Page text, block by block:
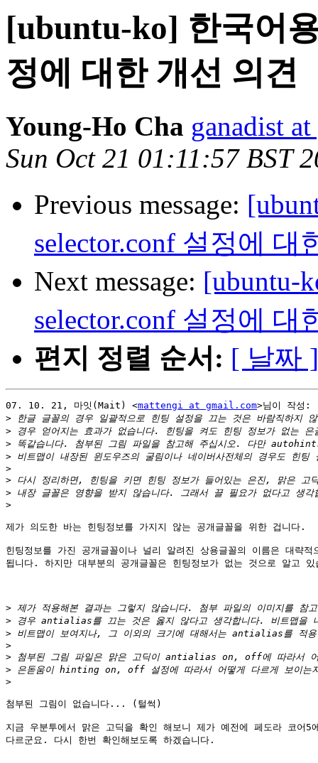
[ubuntu-ko] 한국어
정에 대한 개선 의견
Young-Ho Cha ganadist
Sun Oct 21 01:11:57 BST
Previous message:
selector.conf 설정에 대
Next message: [ubuntu-
selector.conf 설정에 대
편지 정렬 순서: [ 날짜 ]
07. 10. 21, 마잇(Mait) <mattengi at gmail.com>님이 작성:
>
>
>
>
>
>
>
>
제가 의도한 바는 힌팅정보를 가지지 않는 공개글꼴을 위한 겁니다.
힌팅정보를 가진 공개글꼴이나 널리 알려진 상용글꼴의 이름은 대략
됩니다. 하지만 대부분의 공개글꼴은 힌팅정보가 없는 것으로 알고 있
>
>
>
>
>
>
>
첨부된 그림이 없습니다... (털썩)
지금 우분투에서 맑은 고딕을 확인 해보니 제가 예전에 페도라 코어
다르군요. 다시 한번 확인해보도록 하겠습니다.